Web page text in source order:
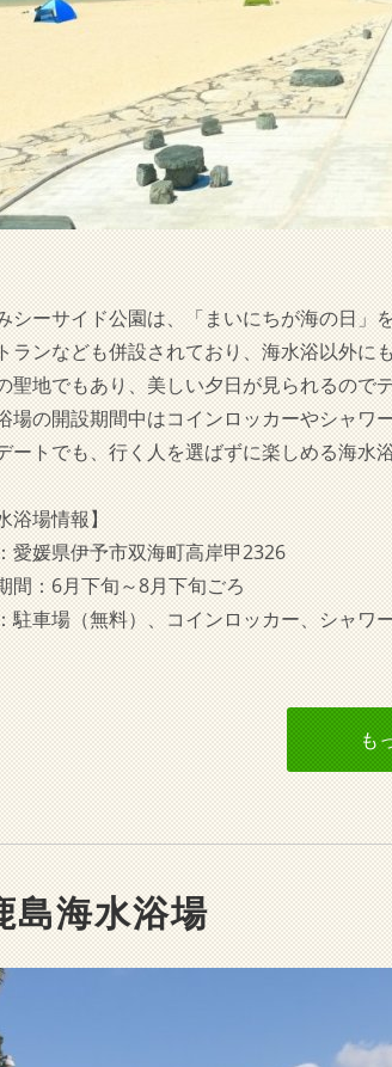
シーサイド公園は、「まいにちが海の日」
ランなども併設されており、海水浴以外に
聖地でもあり、美しい夕日が見られるので
場の開設期間中はコインロッカーやシャワ
ートでも、行く人を選ばずに楽しめる海水浴
浴場情報】
愛媛県伊予市双海町高岸甲2326
間：6月下旬～8月下旬ごろ
駐車場（無料）、コインロッカー、シャワ
も
島海水浴場